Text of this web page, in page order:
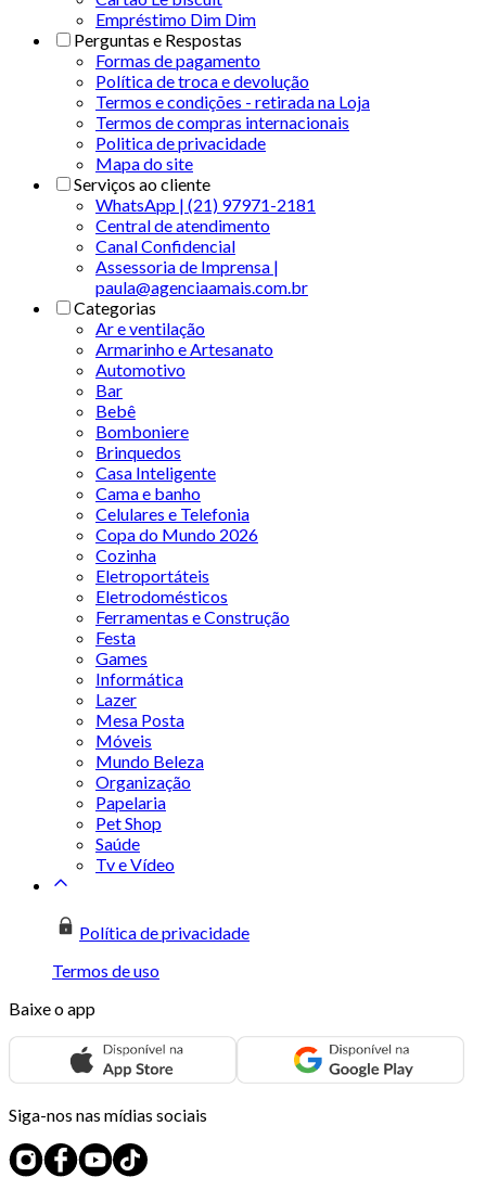
Empréstimo Dim Dim
Perguntas e Respostas
Formas de pagamento
Política de troca e devolução
Termos e condições - retirada na Loja
Termos de compras internacionais
Politica de privacidade
Mapa do site
Serviços ao cliente
WhatsApp | (21) 97971-2181
Central de atendimento
Canal Confidencial
Assessoria de Imprensa |
paula@agenciaamais.com.br
Categorias
Ar e ventilação
Armarinho e Artesanato
Automotivo
Bar
Bebê
Bomboniere
Brinquedos
Casa Inteligente
Cama e banho
Celulares e Telefonia
Copa do Mundo 2026
Cozinha
Eletroportáteis
Eletrodomésticos
Ferramentas e Construção
Festa
Games
Informática
Lazer
Mesa Posta
Móveis
Mundo Beleza
Organização
Papelaria
Pet Shop
Saúde
Tv e Vídeo
Política de privacidade
Termos de uso
Baixe o app
Siga-nos nas mídias sociais